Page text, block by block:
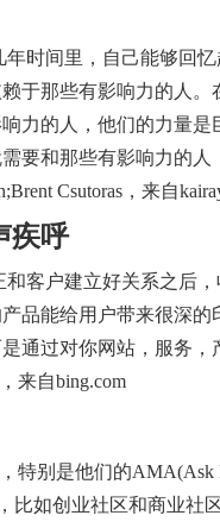
时间里，自己能够回
于那些有影响力的人
力的人，他们的力量是
要和那些有影响力的
Csutoras，来自
疾呼
客户建立好关系之后
品能给用户带来很深
通过对你网站，服务
来自bing.com
特别是他们的
如创业社区和商业社